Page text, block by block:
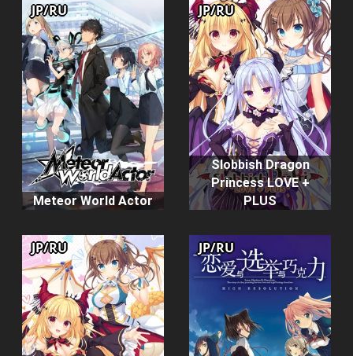
Meteor World Actor
JP/RU
Slobbish Dragon
Princess LOVE +
PLUS
JP/RU
JP/RU JP/RU